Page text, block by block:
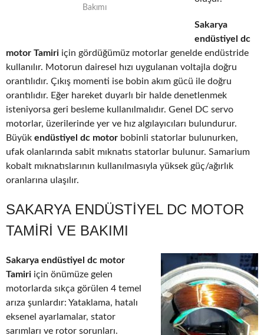
Bakımı
Sakarya
endüstiyel dc
motor Tamiri için gördüğümüz motorlar genelde endüstride
kullanılır. Motorun dairesel hızı uygulanan voltajla doğru
orantılıdır. Çıkış momenti ise bobin akım gücü ile doğru
orantılıdır. Eğer hareket duyarlı bir halde denetlenmek
isteniyorsa geri besleme kullanılmalıdır. Genel DC servo
motorlar, üzerilerinde yer ve hız algılayıcıları bulundurur.
Büyük endüstiyel dc motor bobinli statorlar bulunurken,
ufak olanlarında sabit mıknatıs statorlar bulunur. Samarium
kobalt mıknatıslarının kullanılmasıyla yüksek güç/ağırlık
oranlarına ulaşılır.
SAKARYA ENDÜSTIYEL DC MOTOR
TAMIRI VE BAKIMI
Sakarya endüstiyel dc motor
Tamiri için önümüze gelen
motorlarda sıkça görülen 4 temel
arıza şunlardır: Yataklama, hatalı
eksenel ayarlamalar, stator
sarımları ve rotor sorunları.